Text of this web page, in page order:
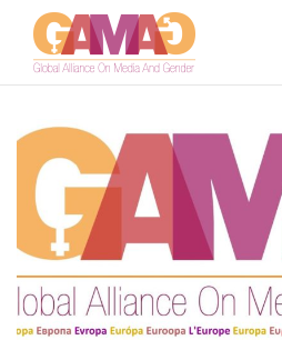
content